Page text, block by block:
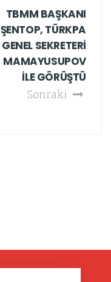
TBMM BAŞKANI
ŞENTOP, TÜRKPA
GENEL SEKRETERİ
MAMAYUSUPOV
İLE GÖRÜŞTÜ
Sonraki